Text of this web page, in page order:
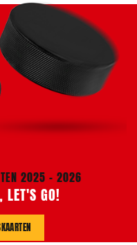
2025 - 2026
LET'S GO!